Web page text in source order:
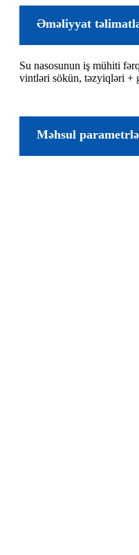
Əməliyyat
Su nasosunun iş mühiti
vintləri sökün, təzyiqləri +
Məhsul